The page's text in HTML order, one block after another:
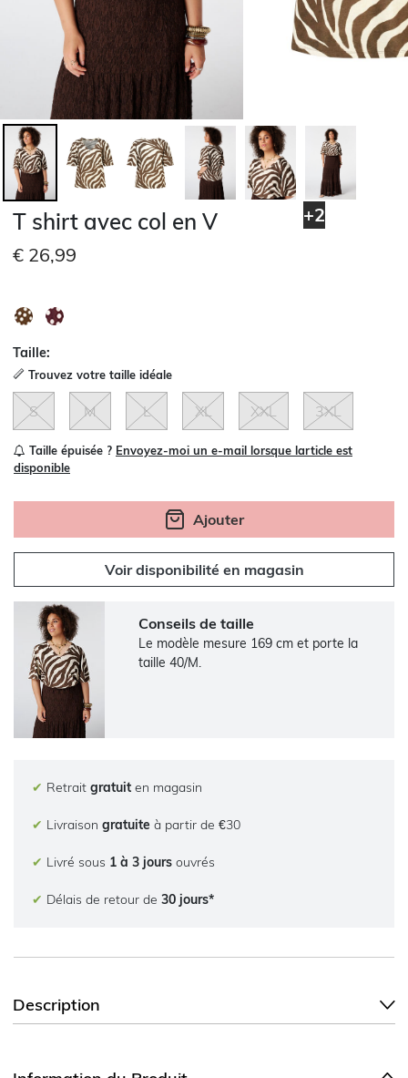
+2
T shirt avec col en V
€ 26,99
Taille:
Trouvez votre taille idéale
S M L XL XXL 3XL
Taille épuisée ? Envoyez-moi un e-mail lorsque larticle est
disponible
Ajouter
Voir disponibilité en magasin
Conseils de taille
Le modèle mesure 169 cm et porte la
taille 40/M.
✔ Retrait gratuit en magasin
✔ Livraison gratuite à partir de €30
✔ Livré sous 1 à 3 jours ouvrés
✔ Délais de retour de 30 jours*
Description